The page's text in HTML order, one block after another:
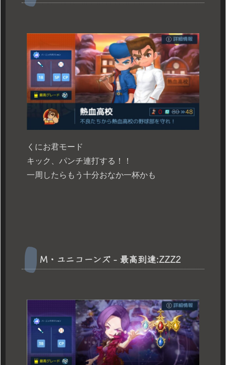
くにお君モード
キック、パンチ連打する！！
一周したらもう十分おなか一杯かも
M・ユニコーンズ - 最高到達:ZZZ2